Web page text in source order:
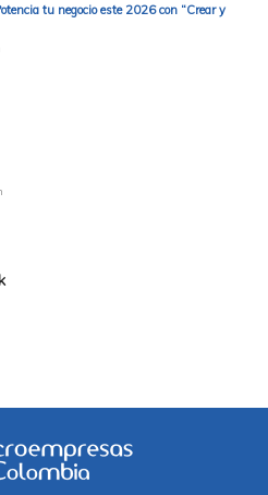
tu negocio este 2026 con “Crear y